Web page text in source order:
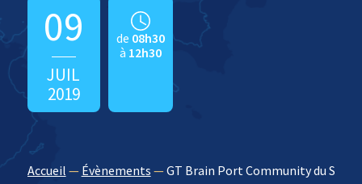
09
JUIL
2019
de 08h30
à 12h30
Accueil — Évènements —GT Brain Port Community du